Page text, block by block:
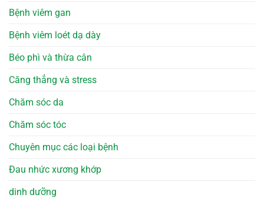
Bệnh viêm gan
Bệnh viêm loét dạ dày
Béo phì và thừa cân
Căng thẳng và stress
Chăm sóc da
Chăm sóc tóc
Chuyên mục các loại bệnh
Đau nhức xương khớp
dinh dưỡng